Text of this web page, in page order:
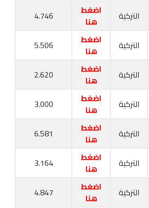
التركية
اضغط
هنا
4.746
التركية
اضغط
هنا
5.506
التركية
اضغط
هنا
2.620
التركية
اضغط
هنا
3.000
التركية
اضغط
هنا
6.581
التركية
اضغط
هنا
3.164
التركية
اضغط
هنا
4.847